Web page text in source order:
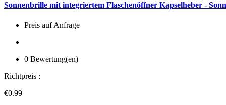
Sonnenbrille mit integriertem Flaschenöffner Kapselheber -
Preis auf Anfrage
0 Bewertung(en)
Richtpreis :
€0.99